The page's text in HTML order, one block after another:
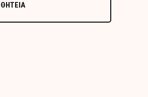
ΘΗΤΕΙΑ